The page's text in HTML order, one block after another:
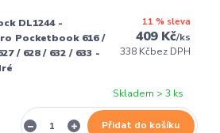
DL1244 -
Pocketbook 616 /
/ 628 / 632 / 633 -
11 % sleva
409 Kč/ks
338 Kčbez DPH
Skladem > 3 ks
Přidat do košíku